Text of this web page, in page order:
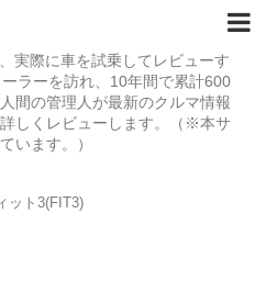
実際に車を試乗してレビューす
ラーを訪れ、10年間で累計600
間の管理人が最新のクルマ情報
しくレビューします。（※本サ
います。）
ット3(FIT3)